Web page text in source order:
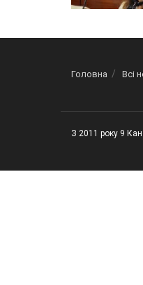
Головна Всі
З 2011 року 9